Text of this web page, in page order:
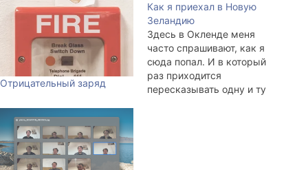
Отрицательный заряд
Как я приехал в Новую
Зеландию
Здесь в Окленде меня
часто спрашивают, как я
сюда попал. И в который
раз приходится
пересказывать одну и ту